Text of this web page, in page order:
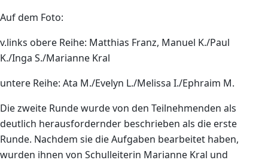
Auf dem Foto:
v.links obere Reihe: Matthias Franz, Manuel K./Paul
K./Inga S./Marianne Kral
untere Reihe: Ata M./Evelyn L./Melissa I./Ephraim M.
Die zweite Runde wurde von den Teilnehmenden als
deutlich herausfordernder beschrieben als die erste
Runde. Nachdem sie die Aufgaben bearbeitet haben,
wurden ihnen von Schulleiterin Marianne Kral und